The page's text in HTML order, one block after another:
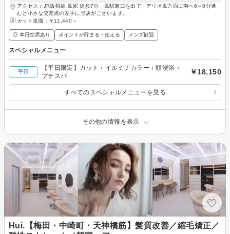
アクセス：JR阪和線 鳳駅 徒歩7分 鳳駅東口を出て、アリオ鳳方面に南へ6～8分進
むと小さな交差点の左手に当店がございます。
カット単価： ￥11,440～
◎ 本日空席あり ポイントが貯まる・使える メンズ歓迎
スペシャルメニュー
平日
【平日限定】カット＋イルミナカラー＋頭浸浴＋
プチスパ
￥18,150
すべてのスペシャルメニューを見る
その他の情報を表示
Hui.【梅田・中崎町・天神橋筋】髪質改善／縮毛矯正／